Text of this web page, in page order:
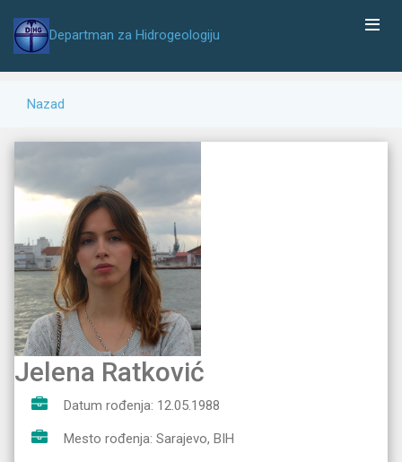
Departman za Hidrogeologiju
Nazad
Jelena Ratković
Datum rođenja: 12.05.1988
Mesto rođenja: Sarajevo, BIH